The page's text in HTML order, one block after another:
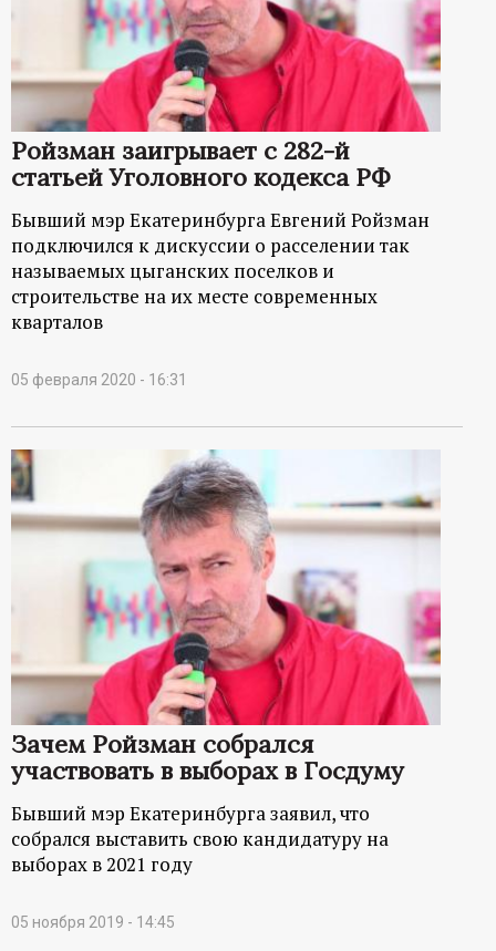
Ройзман заигрывает с 282-й
статьей Уголовного кодекса РФ
Бывший мэр Екатеринбурга Евгений Ройзман
подключился к дискуссии о расселении так
называемых цыганских поселков и
строительстве на их месте современных
кварталов
05 февраля 2020 - 16:31
Зачем Ройзман собрался
участвовать в выборах в Госдуму
Бывший мэр Екатеринбурга заявил, что
собрался выставить свою кандидатуру на
выборах в 2021 году
05 ноября 2019 - 14:45